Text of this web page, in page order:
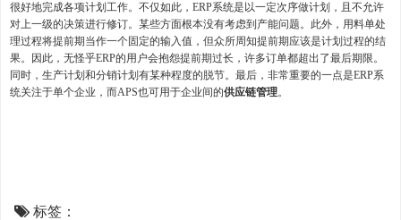
很好地完成各项计划工作。不仅如此，ERP系统是以一定次序做计划，且不允许
对上一级的决策进行修订。某些方面根本没有考虑到产能问题。此外，用料单处
理过程将提前期当作一个固定的输入值，但众所周知提前期应该是计划过程的结
果。因此，无怪乎ERP的用户会抱怨提前期过长，许多订单都超出了最后期限。
同时，生产计划和分销计划有某种程度的脱节。最后，非常重要的一点是ERP系
统关注于单个企业，而APS也可用于企业间的供应链管理。
标签：